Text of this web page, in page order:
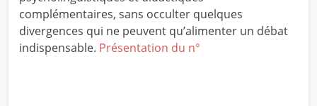
complémentaires, sans occulter quelques
divergences qui ne peuvent qu’alimenter un débat
indispensable. Présentation du n°